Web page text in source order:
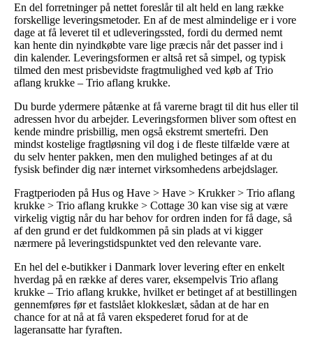
En del forretninger på nettet foreslår til alt held en lang række
forskellige leveringsmetoder. En af de mest almindelige er i vore
dage at få leveret til et udleveringssted, fordi du dermed nemt
kan hente din nyindkøbte vare lige præcis når det passer ind i
din kalender. Leveringsformen er altså ret så simpel, og typisk
tilmed den mest prisbevidste fragtmulighed ved køb af Trio
aflang krukke – Trio aflang krukke.
Du burde ydermere påtænke at få varerne bragt til dit hus eller til
adressen hvor du arbejder. Leveringsformen bliver som oftest en
kende mindre prisbillig, men også ekstremt smertefri. Den
mindst kostelige fragtløsning vil dog i de fleste tilfælde være at
du selv henter pakken, men den mulighed betinges af at du
fysisk befinder dig nær internet virksomhedens arbejdslager.
Fragtperioden på Hus og Have > Have > Krukker > Trio aflang
krukke > Trio aflang krukke > Cottage 30 kan vise sig at være
virkelig vigtig når du har behov for ordren inden for få dage, så
af den grund er det fuldkommen på sin plads at vi kigger
nærmere på leveringstidspunktet ved den relevante vare.
En hel del e-butikker i Danmark lover levering efter en enkelt
hverdag på en række af deres varer, eksempelvis Trio aflang
krukke – Trio aflang krukke, hvilket er betinget af at bestillingen
gennemføres før et fastslået klokkeslæt, sådan at de har en
chance for at nå at få varen ekspederet forud for at de
lageransatte har fyraften.